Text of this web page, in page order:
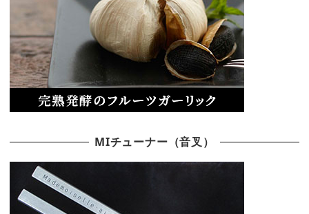
MIチューナー（音叉）